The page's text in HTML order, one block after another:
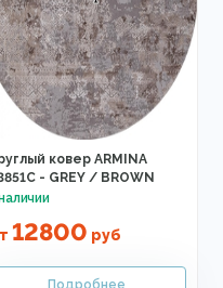
ковер ARMINA
- GREY / BROWN
12800 руб